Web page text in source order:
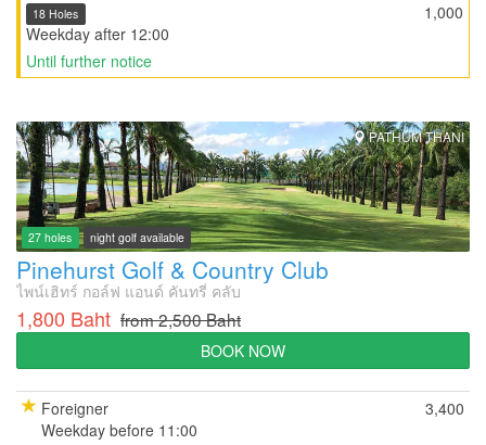
1,000
18 Holes
Weekday after 12:00
Until further notice
PATHUM THANI
27 holes night golf available
Pinehurst Golf & Country Club
ไพน์เฮิทร์ กอล์ฟ แอนด์ คันทรี่ คลับ
1,800 Baht from 2,500 Baht
BOOK NOW
Foreigner
Weekday before 11:00
3,400